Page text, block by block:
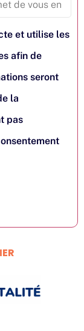
et utilise les
afin de
seront
la
pas